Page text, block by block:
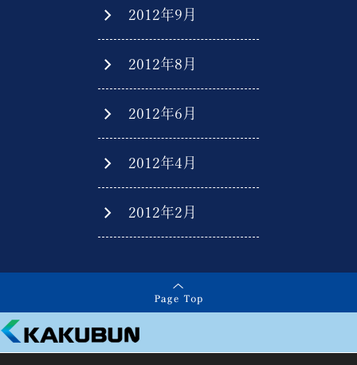
2012年9月
2012年8月
2012年6月
2012年4月
2012年2月